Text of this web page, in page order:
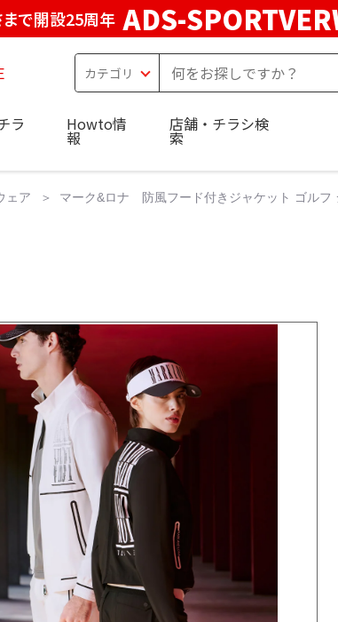
まで開設25周年 ADS-
ラ Howto情
報
店舗・チラシ検
索
ェア マーク&ロナ 防風フード付きジャケット ゴルフ